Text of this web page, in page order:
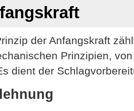
der Anfangskraft
Prinzipien,
dient der